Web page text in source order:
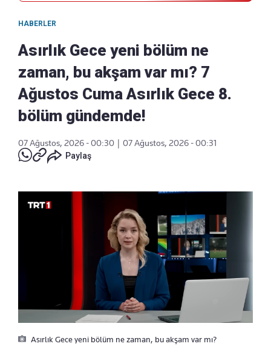
HABERLER
Asırlık Gece yeni bölüm ne
zaman, bu akşam var mı? 7
Ağustos Cuma Asırlık Gece 8.
bölüm gündemde!
07 Ağustos, 2026 - 00:30
07 Ağustos, 2026 - 00:31
Paylaş
Asırlık Gece yeni bölüm ne zaman, bu akşam var mı?